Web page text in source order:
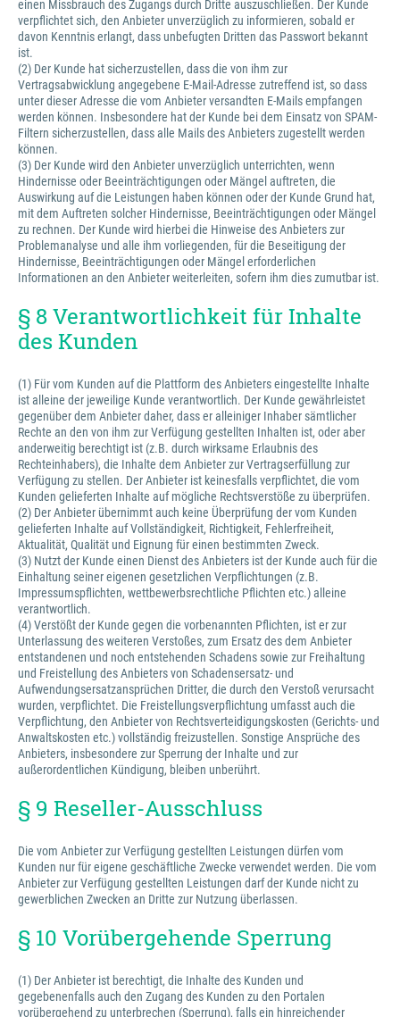
einen Missbrauch des Zugangs durch Dritte auszuschließen. Der Kunde
verpflichtet sich, den Anbieter unverzüglich zu informieren, sobald er
davon Kenntnis erlangt, dass unbefugten Dritten das Passwort bekannt
ist.
(2) Der Kunde hat sicherzustellen, dass die von ihm zur
Vertragsabwicklung angegebene E-Mail-Adresse zutreffend ist, so dass
unter dieser Adresse die vom Anbieter versandten E-Mails empfangen
werden können. Insbesondere hat der Kunde bei dem Einsatz von SPAM-
Filtern sicherzustellen, dass alle Mails des Anbieters zugestellt werden
können.
(3) Der Kunde wird den Anbieter unverzüglich unterrichten, wenn
Hindernisse oder Beeinträchtigungen oder Mängel auftreten, die
Auswirkung auf die Leistungen haben können oder der Kunde Grund hat,
mit dem Auftreten solcher Hindernisse, Beeinträchtigungen oder Mängel
zu rechnen. Der Kunde wird hierbei die Hinweise des Anbieters zur
Problemanalyse und alle ihm vorliegenden, für die Beseitigung der
Hindernisse, Beeinträchtigungen oder Mängel erforderlichen
Informationen an den Anbieter weiterleiten, sofern ihm dies zumutbar ist.
§ 8 Verantwortlichkeit für Inhalte
des Kunden
(1) Für vom Kunden auf die Plattform des Anbieters eingestellte Inhalte
ist alleine der jeweilige Kunde verantwortlich. Der Kunde gewährleistet
gegenüber dem Anbieter daher, dass er alleiniger Inhaber sämtlicher
Rechte an den von ihm zur Verfügung gestellten Inhalten ist, oder aber
anderweitig berechtigt ist (z.B. durch wirksame Erlaubnis des
Rechteinhabers), die Inhalte dem Anbieter zur Vertragserfüllung zur
Verfügung zu stellen. Der Anbieter ist keinesfalls verpflichtet, die vom
Kunden gelieferten Inhalte auf mögliche Rechtsverstöße zu überprüfen.
(2) Der Anbieter übernimmt auch keine Überprüfung der vom Kunden
gelieferten Inhalte auf Vollständigkeit, Richtigkeit, Fehlerfreiheit,
Aktualität, Qualität und Eignung für einen bestimmten Zweck.
(3) Nutzt der Kunde einen Dienst des Anbieters ist der Kunde auch für die
Einhaltung seiner eigenen gesetzlichen Verpflichtungen (z.B.
Impressumspflichten, wettbewerbsrechtliche Pflichten etc.) alleine
verantwortlich.
(4) Verstößt der Kunde gegen die vorbenannten Pflichten, ist er zur
Unterlassung des weiteren Verstoßes, zum Ersatz des dem Anbieter
entstandenen und noch entstehenden Schadens sowie zur Freihaltung
und Freistellung des Anbieters von Schadensersatz- und
Aufwendungsersatzansprüchen Dritter, die durch den Verstoß verursacht
wurden, verpflichtet. Die Freistellungsverpflichtung umfasst auch die
Verpflichtung, den Anbieter von Rechtsverteidigungskosten (Gerichts- und
Anwaltskosten etc.) vollständig freizustellen. Sonstige Ansprüche des
Anbieters, insbesondere zur Sperrung der Inhalte und zur
außerordentlichen Kündigung, bleiben unberührt.
§ 9 Reseller-Ausschluss
Die vom Anbieter zur Verfügung gestellten Leistungen dürfen vom
Kunden nur für eigene geschäftliche Zwecke verwendet werden. Die vom
Anbieter zur Verfügung gestellten Leistungen darf der Kunde nicht zu
gewerblichen Zwecken an Dritte zur Nutzung überlassen.
§ 10 Vorübergehende Sperrung
(1) Der Anbieter ist berechtigt, die Inhalte des Kunden und
gegebenenfalls auch den Zugang des Kunden zu den Portalen
vorübergehend zu unterbrechen (Sperrung), falls ein hinreichender